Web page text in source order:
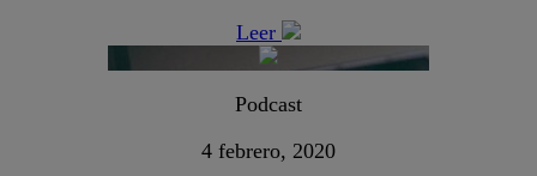
Leer
Podcast
4 febrero, 2020